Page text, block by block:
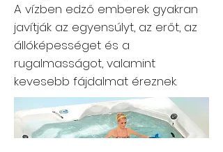
A vízben edző emberek gyakran
javítják az egyensúlyt, az erőt, az
állóképességet és a
rugalmasságot, valamint
kevesebb fájdalmat éreznek.